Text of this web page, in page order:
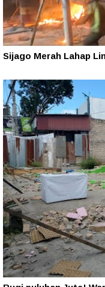
Sijago Merah Lahap